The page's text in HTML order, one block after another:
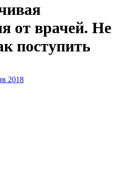
от врачей. Не
поступить
2018